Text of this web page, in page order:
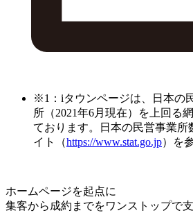
※1：iタウンページは、日本の
所（2021年6月現在）を上回る
ております。日本の民営事業所
イト（https://www.stat.go.jp）を
ホームページを起点に
集客から成約までをワンストップで